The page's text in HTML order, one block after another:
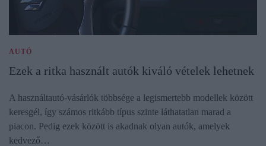
AUTÓ
Ezek a ritka használt autók kiváló vételek lehetnek
A használtautó-vásárlók többsége a legismertebb modellek között
keresgél, így számos ritkább típus szinte láthatatlan marad a
piacon. Pedig ezek között is akadnak olyan autók, amelyek
kedvező…